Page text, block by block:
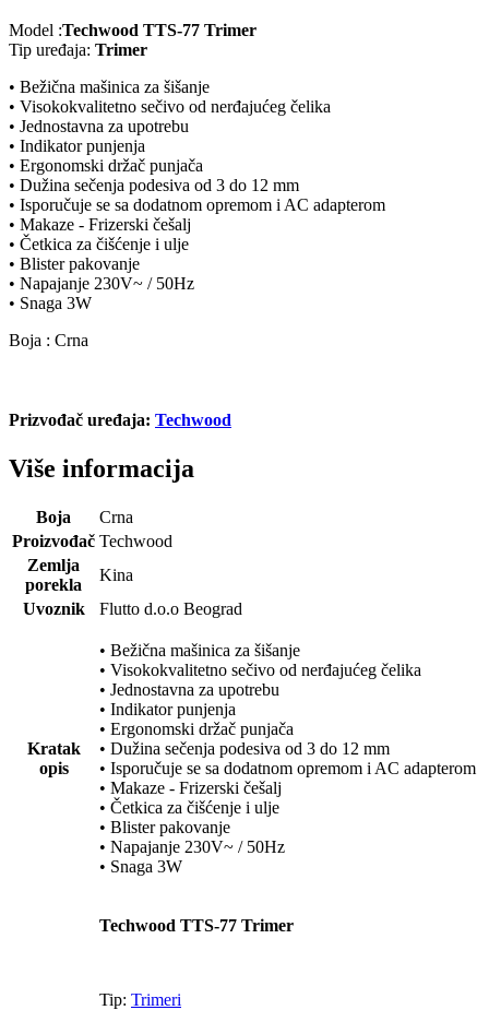
Model :Techwood TTS-77 Trimer
Tip uređaja: Trimer
• Bežična mašinica za šišanje
• Visokokvalitetno sečivo od nerđajućeg čelika
• Jednostavna za upotrebu
• Indikator punjenja
• Ergonomski držač punjača
• Dužina sečenja podesiva od 3 do 12 mm
• Isporučuje se sa dodatnom opremom i AC adapterom
• Makaze - Frizerski češalj
• Četkica za čišćenje i ulje
• Blister pakovanje
• Napajanje 230V~ / 50Hz
• Snaga 3W
Boja : Crna
Prizvođač uređaja: Techwood
Više informacija
Boja
Crna
Proizvođač Techwood
Zemlja
porekla
Kina
Uvoznik
Flutto d.o.o Beograd
Kratak
opis
• Bežična mašinica za šišanje
• Visokokvalitetno sečivo od nerđajućeg čelika
• Jednostavna za upotrebu
• Indikator punjenja
• Ergonomski držač punjača
• Dužina sečenja podesiva od 3 do 12 mm
• Isporučuje se sa dodatnom opremom i AC adapterom
• Makaze - Frizerski češalj
• Četkica za čišćenje i ulje
• Blister pakovanje
• Napajanje 230V~ / 50Hz
• Snaga 3W
Techwood TTS-77 Trimer
Tip: Trimeri